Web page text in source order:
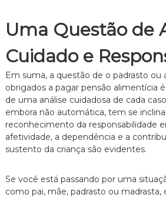
Uma Questão de
Cuidado e
Em suma, a questão de o padrasto ou
obrigados a pagar pensão alimentícia
de uma análise cuidadosa de cada
embora não automática, tem se
reconhecimento da responsabilidade
afetividade, a dependência e a
sustento da criança são evidentes.
Se você está passando por uma
como pai, mãe, padrasto ou